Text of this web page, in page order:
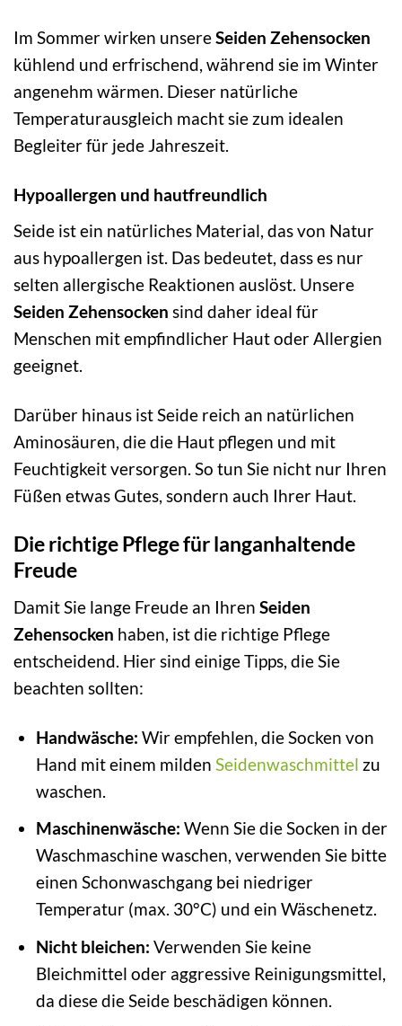
Im Sommer wirken unsereSeiden Zehensocken
kühlend und erfrischend, während sie im Winter
angenehm wärmen. Dieser natürliche
Temperaturausgleich macht sie zum idealen
Begleiter für jede Jahreszeit.
Hypoallergen und hautfreundlich
Seide ist ein natürliches Material, das von Natur
aus hypoallergen ist. Das bedeutet, dass es nur
selten allergische Reaktionen auslöst. Unsere
Seiden Zehensocken sind daher ideal für
Menschen mit empfindlicher Haut oder Allergien
geeignet.
Darüber hinaus ist Seide reich an natürlichen
Aminosäuren, die die Haut pflegen und mit
Feuchtigkeit versorgen. So tun Sie nicht nur Ihren
Füßen etwas Gutes, sondern auch Ihrer Haut.
Die richtige Pflege für langanhaltende
Freude
Damit Sie lange Freude an Ihren Seiden
Zehensocken haben, ist die richtige Pflege
entscheidend. Hier sind einige Tipps, die Sie
beachten sollten:
Handwäsche: Wir empfehlen, die Socken von
Hand mit einem milden Seidenwaschmittel zu
waschen.
Maschinenwäsche: Wenn Sie die Socken in der
Waschmaschine waschen, verwenden Sie bitte
einen Schonwaschgang bei niedriger
Temperatur (max. 30°C) und ein Wäschenetz.
Nicht bleichen: Verwenden Sie keine
Bleichmittel oder aggressive Reinigungsmittel,
da diese die Seide beschädigen können.